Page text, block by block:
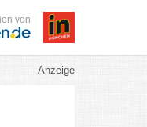
von
Anzeige